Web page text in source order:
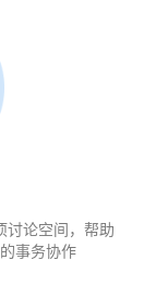
讨论空间，帮助
事务协作